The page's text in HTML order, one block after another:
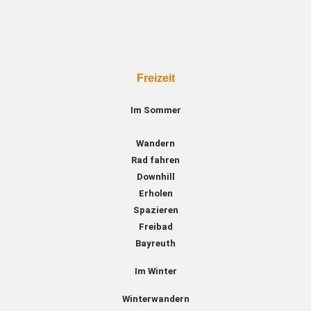
Freizeit
Im Sommer
Wandern
Rad fahren
Downhill
Erholen
Spazieren
Freibad
Bayreuth
Im Winter
Winterwandern